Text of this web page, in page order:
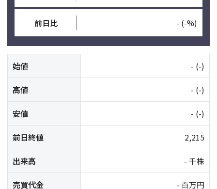
前日比 - (-%)
始値 - (-)
高値 - (-)
安値 - (-)
前日終値 2,215
出来高 - 千株
売買代金 - 百万円